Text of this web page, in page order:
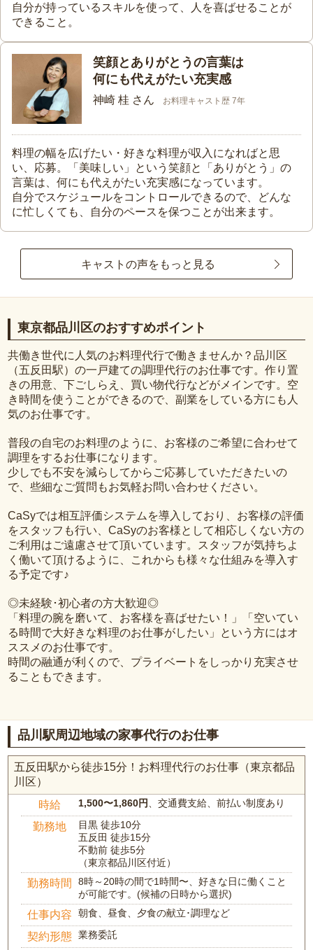
自分が持っているスキルを使って、人を喜ばせることが
できること。
笑顔とありがとうの言葉は
何にも代えがたい充実感
神崎 桂 さん お料理キャスト歴 7年
料理の幅を広げたい・好きな料理が収入になればと思
い、応募。「美味しい」という笑顔と「ありがとう」の
言葉は、何にも代えがたい充実感になっています。
自分でスケジュールをコントロールできるので、どんな
に忙しくても、自分のペースを保つことが出来ます。
キャストの声をもっと見る
東京都品川区のおすすめポイント
共働き世代に人気のお料理代行で働きませんか？品川区
（五反田駅）の一戸建ての調理代行のお仕事です。作り置
きの用意、下ごしらえ、買い物代行などがメインです。空
き時間を使うことができるので、副業をしている方にも人
気のお仕事です。
普段の自宅のお料理のように、お客様のご希望に合わせて
調理をするお仕事になります。
少しでも不安を減らしてからご応募していただきたいの
で、些細なご質問もお気軽お問い合わせください。
CaSyでは相互評価システムを導入しており、お客様の評価
をスタッフも行い、CaSyのお客様として相応しくない方の
ご利用はご遠慮させて頂いています。スタッフが気持ちよ
く働いて頂けるように、これからも様々な仕組みを導入す
る予定です♪
◎未経験･初心者の方大歓迎◎
「料理の腕を磨いて、お客様を喜ばせたい！」「空いてい
る時間で大好きな料理のお仕事がしたい」という方にはオ
ススメのお仕事です。
時間の融通が利くので、プライベートをしっかり充実させ
ることもできます。
品川駅周辺地域の家事代行のお仕事
五反田駅から徒歩15分！お料理代行のお仕事（東京都品
川区）
時給 1,500〜1,860円、交通費支給、前払い制度あり
勤務地
目黒 徒歩10分
五反田 徒歩15分
不動前 徒歩5分
（東京都品川区付近）
勤務時間
8時～20時の間で1時間〜、好きな日に働くこと
が可能です。(候補の日時から選択)
仕事内容 朝食、昼食、夕食の献立･調理など
契約形態 業務委託